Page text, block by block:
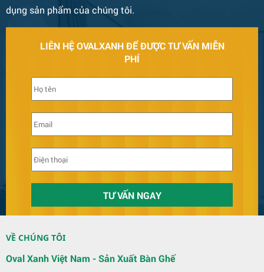
Bàn Ghế 131
Quầy Bar 123
dụng sản phẩm của chúng tôi.
LIÊN HỆ OVALXANH ĐỂ ĐƯỢC TƯ VẤN MIỄN
PHÍ
VỀ CHÚNG TÔI
Oval Xanh Việt Nam - Sản Xuất Bàn Ghế